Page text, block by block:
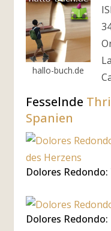
hallo-buch.de
Fesselnde
Spanien
Dolores
Dolores